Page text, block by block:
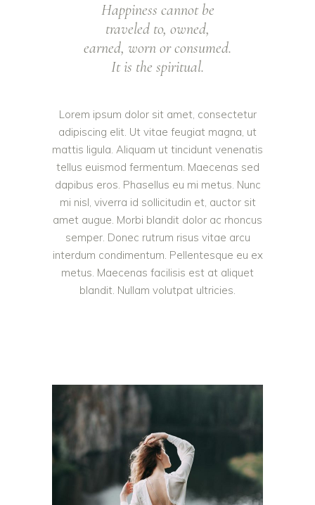
Happiness cannot be
traveled to, owned,
earned, worn or consumed.
It is the spiritual.
Lorem ipsum dolor sit amet, consectetur
adipiscing elit. Ut vitae feugiat magna, ut
mattis ligula. Aliquam ut tincidunt venenatis
tellus euismod fermentum. Maecenas sed
dapibus eros. Phasellus eu mi metus. Nunc
mi nisl, viverra id sollicitudin et, auctor sit
amet augue. Morbi blandit dolor ac rhoncus
semper. Donec rutrum risus vitae arcu
interdum condimentum. Pellentesque eu ex
metus. Maecenas facilisis est at aliquet
blandit. Nullam volutpat ultricies.